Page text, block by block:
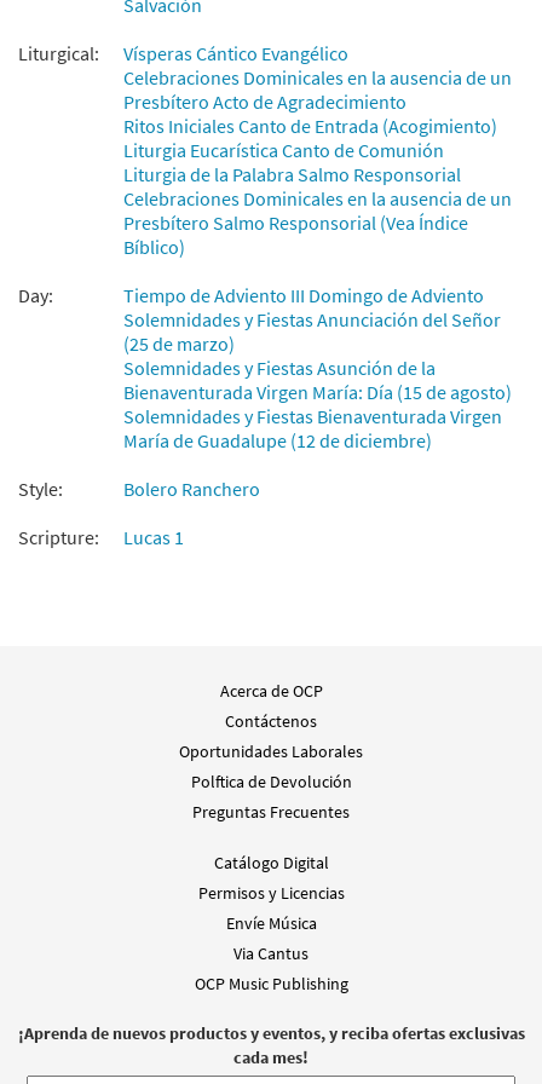
Agregar al carrito
Lucas 1: Canto de Maria [Coral –
Descargue]
From Alabanza Coral
Muestra
30132037 DIGITAL
Salvación
Liturgical:
Vísperas Cántico Evangélico
Celebraciones Dominicales en la ausencia de un
Presbítero Acto de Agradecimiento
Ritos Iniciales Canto de Entrada (Acogimiento)
Liturgia Eucarística Canto de Comunión
Liturgia de la Palabra Salmo Responsorial
Celebraciones Dominicales en la ausencia de un
Presbítero Salmo Responsorial (Vea Índice
Bíblico)
Day:
Tiempo de Adviento III Domingo de Adviento
Solemnidades y Fiestas Anunciación del Señor
(25 de marzo)
Solemnidades y Fiestas Asunción de la
Bienaventurada Virgen María: Día (15 de agosto)
Solemnidades y Fiestas Bienaventurada Virgen
María de Guadalupe (12 de diciembre)
Style:
Bolero Ranchero
Scripture:
Lucas 1
Acerca de OCP
Contáctenos
Oportunidades Laborales
Polftica de Devolución
Preguntas Frecuentes
Catálogo Digital
Permisos y Licencias
Envíe Música
Via Cantus
OCP Music Publishing
¡Aprenda de nuevos productos y eventos, y reciba ofertas exclusivas
cada mes!